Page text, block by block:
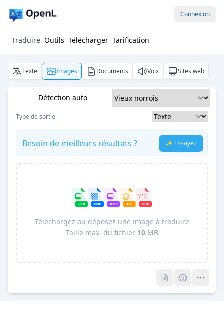
Connexion
Traduire Outils Télécharger Tarification
Texte Images Documents Voix Sites web
Détection auto
Type de sortie
Besoin de meilleurs résultats ? ✨ Essayez
Téléchargez ou déposez une image à traduire
Taille max. du fichier 10MB